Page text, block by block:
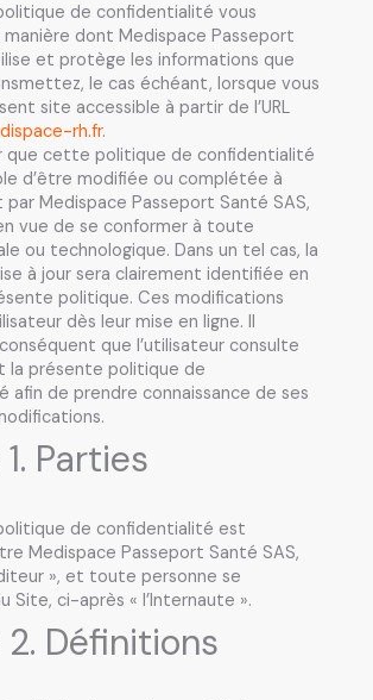
de confidentialité vous
manière dont Medispace Passeport
et protège les informations que
le cas échéant, lorsque vous
site accessible à partir de l’URL
rh.fr.
que cette politique de confidentialité
d’être modifiée ou complétée à
Medispace Passeport Santé SAS,
vue de se conformer à toute
ou technologique. Dans un tel cas, la
à jour sera clairement identifiée en
politique. Ces modifications
dès leur mise en ligne. Il
que l’utilisateur consulte
la présente politique de
afin de prendre connaissance de ses
Parties
de confidentialité est
Medispace Passeport Santé SAS,
», et toute personne se
Site, ci-après « l’Internaute ».
Définitions